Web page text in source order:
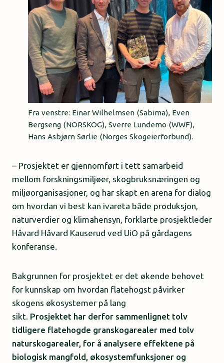
Fra venstre: Einar Wilhelmsen (Sabima), Even
Bergseng (NORSKOG), Sverre Lundemo (WWF),
Hans Asbjørn Sørlie (Norges Skogeierforbund).
– Prosjektet er gjennomført i tett samarbeid
mellom forskningsmiljøer, skogbruksnæringen og
miljøorganisasjoner, og har skapt en arena for dialog
om hvordan vi best kan ivareta både produksjon,
naturverdier og klimahensyn, forklarte prosjektleder
Håvard Håvard Kauserud ved UiO på gårdagens
konferanse.
Bakgrunnen for prosjektet er det økende behovet
for kunnskap om hvordan flatehogst påvirker
skogens økosystemer på lang
sikt. Prosjektet har derfor sammenlignet tolv
tidligere flatehogde granskogarealer med tolv
naturskogarealer, for å analysere effektene på
biologisk mangfold, økosystemfunksjoner og